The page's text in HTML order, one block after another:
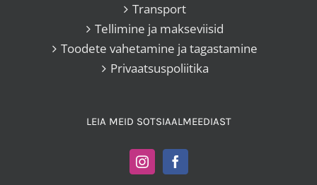
Transport
Tellimine ja makseviisid
Toodete vahetamine ja tagastamine
Privaatsuspoliitika
LEIA MEID SOTSIAALMEEDIAST